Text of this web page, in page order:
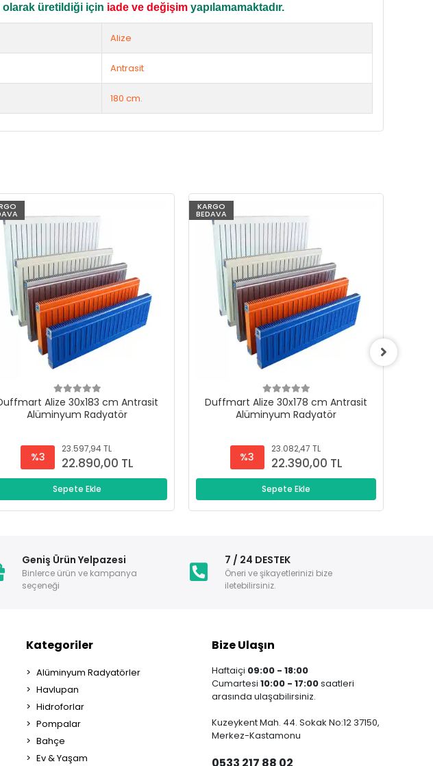
üretildiği için iade ve değişim yapılamamaktadır.
Alize
Antrasit
180 cm.
Alize 30x183 cm Antrasit
Alüminyum Radyatör
%3
23.597,94 TL
22.890,00 TL
Sepete Ekle
KARGO
BEDAVA
Duffmart Alize 30x178 cm Antrasit
Alüminyum Radyatör
%3
23.082,47 TL
22.390,00 TL
Sepete Ekle
Geniş Ürün Yelpazesi
Binlerce ürün ve kampanya
seçeneği
7 / 24 DESTEK
Öneri ve şikayetlerinizi bize
iletebilirsiniz.
Kategoriler
Alüminyum Radyatörler
Havlupan
Hidroforlar
Pompalar
Bahçe
Ev & Yaşam
Bize Ulaşın
Haftaiçi 09:00 - 18:00
Cumartesi 10:00 - 17:00saatleri
arasında ulaşabilirsiniz.
Kuzeykent Mah. 44. Sokak No:12 37150,
Merkez-Kastamonu